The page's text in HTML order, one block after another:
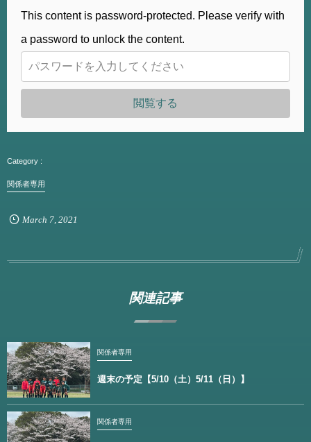
This content is password-protected. Please verify with
a password to unlock the content.
閲覧する
関係者専用
March 7, 2021
関連記事
関係者専用
週末の予定【5/10（土）5/11（日）】
関係者専用